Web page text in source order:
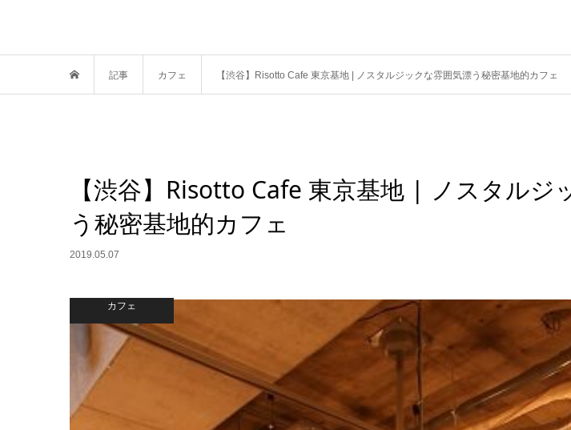
記事 カフェ 【渋谷】Risotto Cafe 東京基地 | ノスタルジックな雰囲気漂う秘密基地的カフェ
【渋谷】Risotto Cafe 東京基地 | ノスタルジ
う秘密基地的カフェ
2019.05.07
カフェ